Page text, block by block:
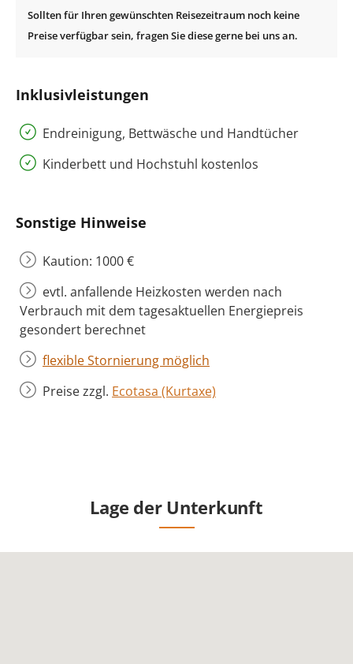
Inklusivleistungen
Endreinigung, Bettwäsche und Handtücher
Kinderbett und Hochstuhl kostenlos
Sonstige Hinweise
Kaution: 1000 €
evtl. anfallende Heizkosten werden nach
Verbrauch mit dem tagesaktuellen Energiepreis
gesondert berechnet
flexible Stornierung möglich
Preise zzgl. Ecotasa (Kurtaxe)
Lage der Unterkunft